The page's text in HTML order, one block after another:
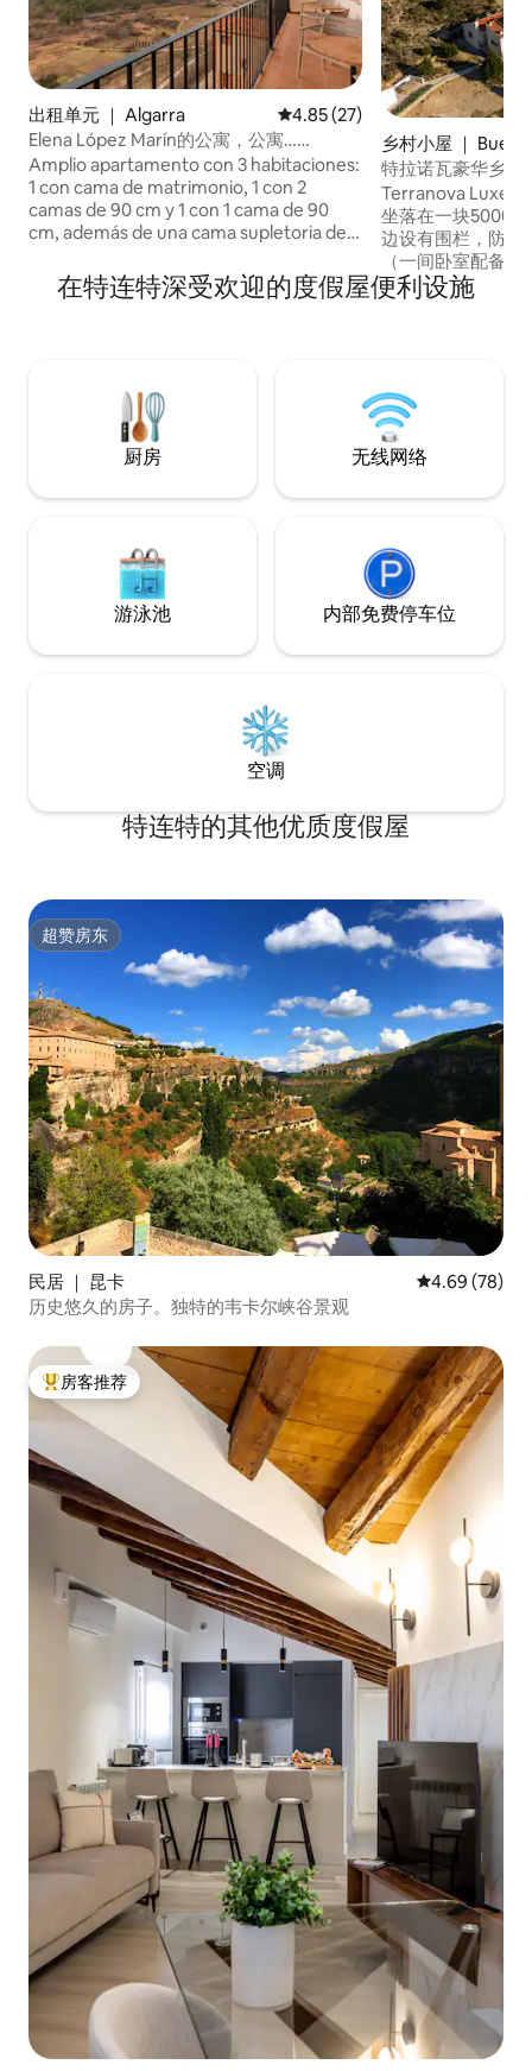
出租单元 ｜ Algarra 平均评分 4.85 分（满分 5 分）
4.85 (27)
Elena López Marín的公寓，公寓……
Amplio apartamento con 3 habitaciones:
1 con cama de matrimonio, 1 con 2
camas de 90 cm y 1 con 1 cama de 90
cm, además de una cama supletoria de
todo lo necesario, además de una
terraza con unas espectaculares vistas a
ocasionados. Este importe se le
devolverá en un plazo de 24 h después
乡村小屋 ｜
rra
特拉诺瓦豪华乡村
Terranova Luxe
坐落在一块5000
边设有围栏，防止
（一间卧室配备
另一间卧室配备两
预订是两人入住，
在特连特深受欢迎的度假屋便利设施
厨房 无线网络
游泳池 内部免费停车位
空调
特连特的其他优质度假屋
超赞房东
超赞房东
民居 ｜ 昆卡 平均评分 4.69
4.69 (78)
历史悠久的房子。独特的韦卡尔峡谷景观
热门「房客推荐」
房客推荐